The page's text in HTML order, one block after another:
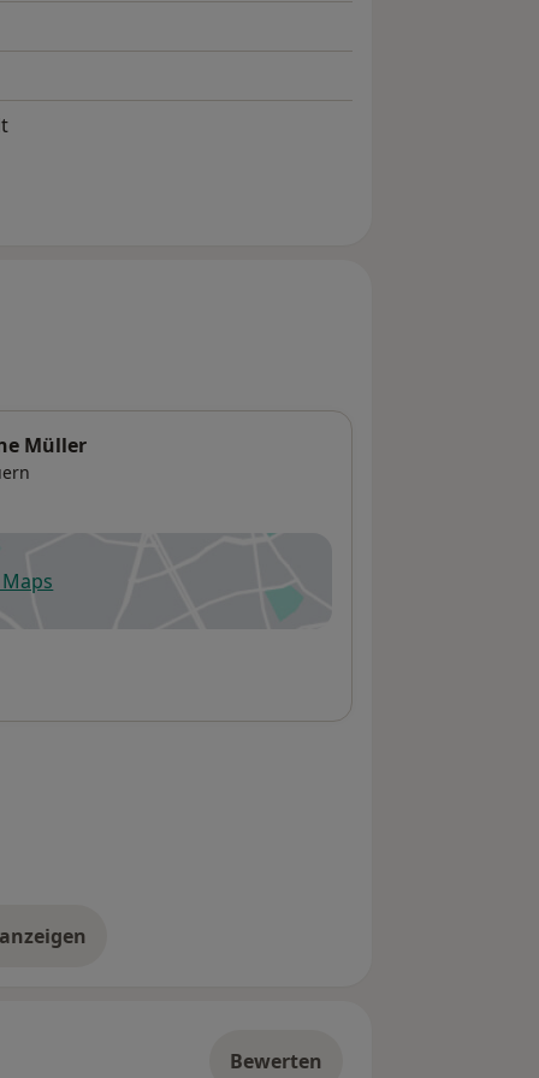
Müller
in einer neuen Registerkarte
die Adresse
Bewerten